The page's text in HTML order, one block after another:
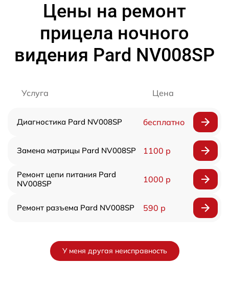
Цены на ремонт
прицела ночного
видения Pard NV008SP
Услуга Цена
Диагностика Pard NV008SP бесплатно
Замена матрицы Pard NV008SP 1100 р
Ремонт цепи питания Pard
NV008SP
1000 р
Ремонт разъема Pard NV008SP 590 р
У меня другая неисправность